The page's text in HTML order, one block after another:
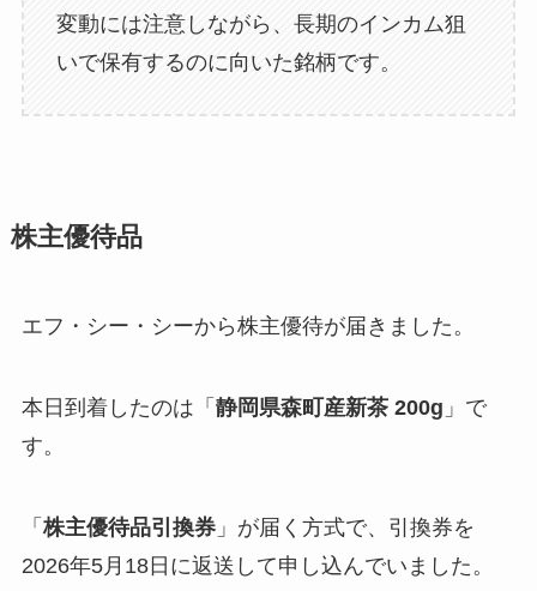
変動には注意しながら、長期のインカム狙
いで保有するのに向いた銘柄です。
株主優待品
エフ・シー・シーから株主優待が届きました。
本日到着したのは「 静岡県森町産新茶 200g 」で
す。
「 株主優待品引換券」が届く方式で、引換券を
2026年5月18日に返送して申し込んでいました。